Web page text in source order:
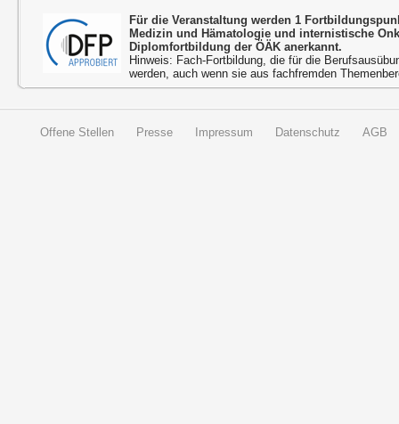
Für die Veranstaltung werden 1
Medizin und Hämatologie und internistische
Diplomfortbildung der ÖÄK anerkannt.
Hinweis: Fach-Fortbildung, die für die
werden, auch wenn sie aus fachfremden
Offene Stellen Presse Impressum Datenschutz AGB